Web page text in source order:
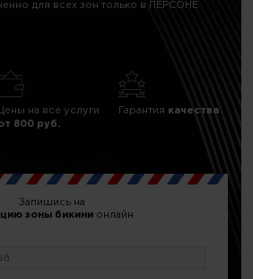
для всех зон только в ПЕРСОНЕ
Цены на все услуги
800 руб.
Гарантия качества
Запишись на
зоны бикини онлайн